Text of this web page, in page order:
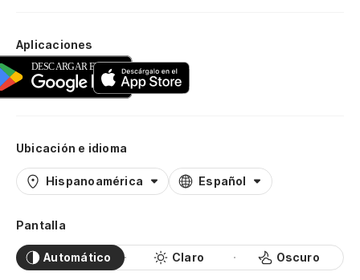
Aplicaciones
Ubicación e idioma
Hispanoamérica Español
Pantalla
Automático Claro Oscuro